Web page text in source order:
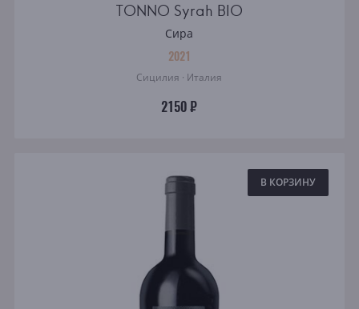
TONNO Syrah BIO
Сира
2021
Сицилия · Италия
2150 ₽
В КОРЗИНУ